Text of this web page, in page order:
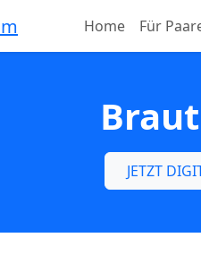
Home Für
JETZT